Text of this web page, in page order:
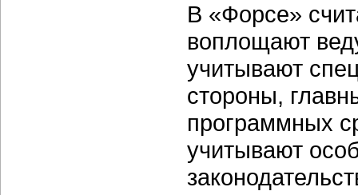
В «Форсе»
воплощают
учитывают
стороны,
программных
учитывают